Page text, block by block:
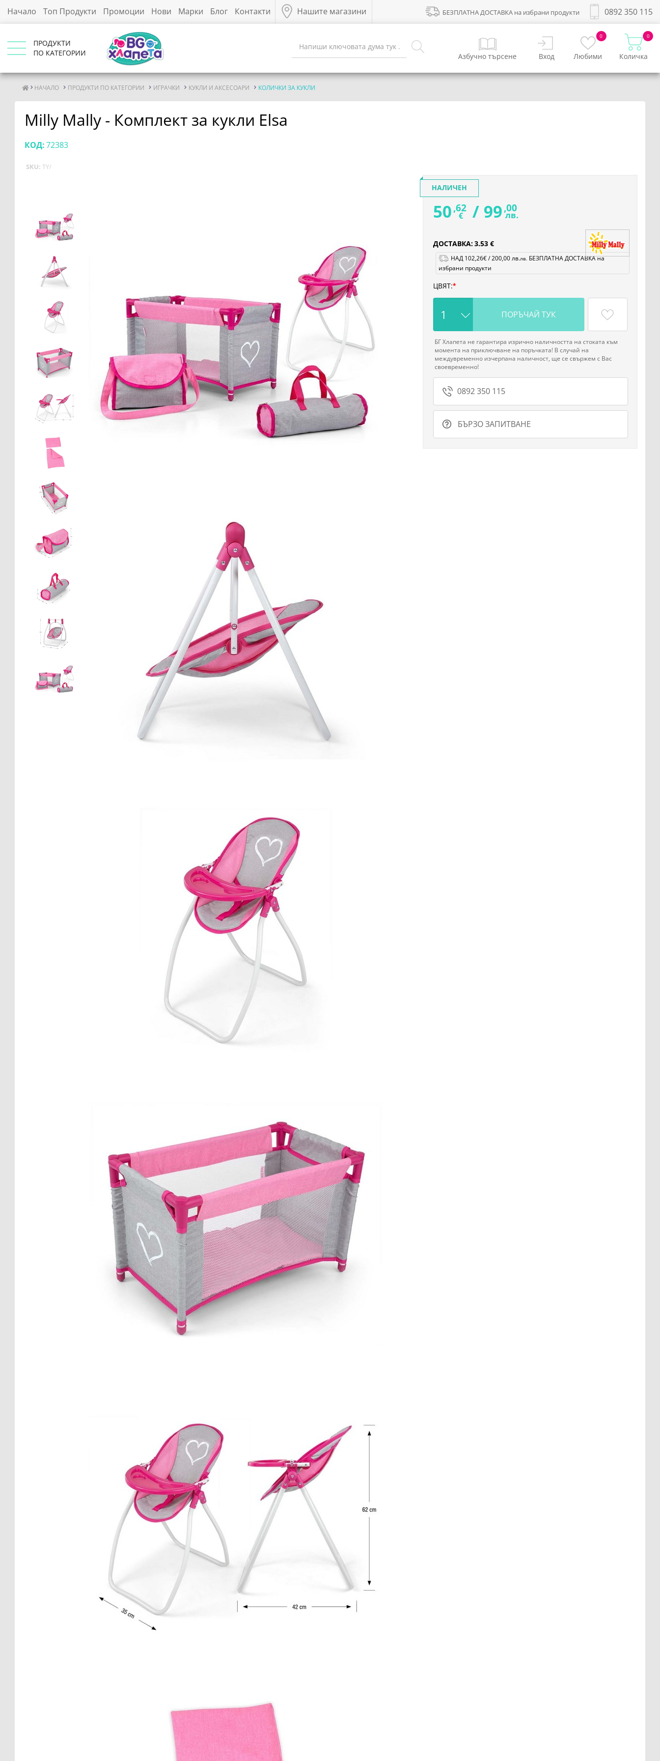
Начало Топ Продукти Промоции Нови Марки Блог Контакти Нашите магазини 0892 350 115
БЕЗПЛАТНА ДОСТАВКА на избрани продукти
ПРОДУКТИ
ПО КАТЕГОРИИ
Азбучно търсене Вход
0
Любими
0
Количка
НАЧАЛО ПРОДУКТИ ПО КАТЕГОРИИ ИГРАЧКИ КУКЛИ И АКСЕСОАРИ КОЛИЧКИ ЗА КУКЛИ
Milly Mally - Комплект за кукли Elsa
КОД:72383
SKU: TY/
НАЛИЧЕН
50,62
€ / 99,00
лв.
ДОСТАВКА:3.53 €
НАД 102,26€/200,00лв.лв. БЕЗПЛАТНА ДОСТАВКА на
избрани продукти
ЦВЯТ:
ПОРЪЧАЙ ТУК
БГ Хлапета не гарантира изрично наличността на стоката към
момента на приключване на поръчката! В случай на
междувременно изчерпана наличност, ще се свържем с Вас
своевременно!
0892 350 115
БЪРЗО ЗАПИТВАНЕ